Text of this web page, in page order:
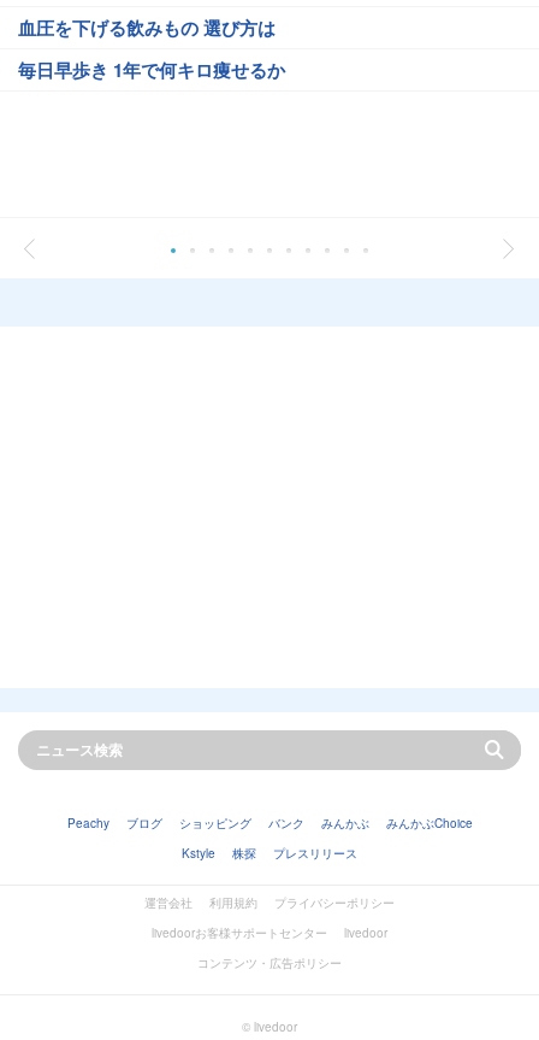
血圧を下げる飲みもの 選び方は
毎日早歩き 1年で何キロ痩せるか
Peachy ブログ ショッピング バンク みんかぶ
みんかぶChoice
Kstyle
株探 プレスリリース
運営会社 利用規約
プライバシーポリシー
livedoorお客様サポートセンター
livedoor
コンテンツ・広告ポリシー
© livedoor